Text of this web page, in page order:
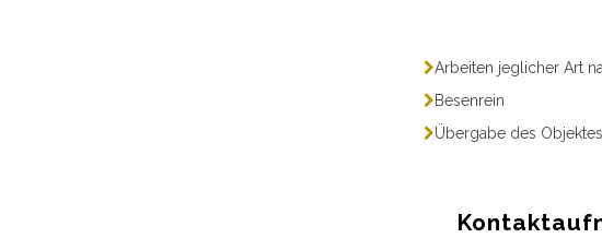
Arbeiten jeglicher Art
Besenrein
Übergabe des